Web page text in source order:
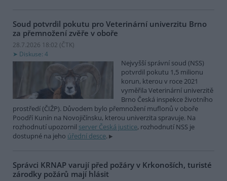
Soud potvrdil pokutu pro Veterinární univerzitu Brno
za přemnožení zvěře v oboře
28.7.2026 18:02 (ČTK)
Diskuse: 4
Nejvyšší správní soud (NSS)
potvrdil pokutu 1,5 milionu
korun, kterou v roce 2021
vyměřila Veterinární univerzitě
Brno Česká inspekce životního
prostředí (ČIŽP). Důvodem bylo přemnožení muflonů v oboře
Poodří Kunín na Novojičínsku, kterou univerzita spravuje. Na
rozhodnutí upozornil server Česká justice, rozhodnutí NSS je
dostupné na jeho úřední desce.
Správci KRNAP varují před požáry v Krkonoších, turisté
zárodky požárů mají hlásit